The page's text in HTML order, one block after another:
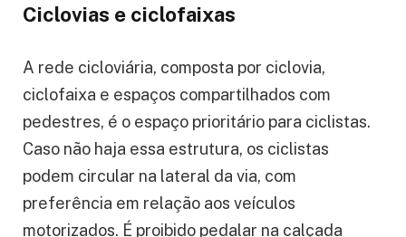
Ciclovias e ciclofaixas
A rede cicloviária, composta por ciclovia,
ciclofaixa e espaços compartilhados com
pedestres, é o espaço prioritário para ciclistas.
Caso não haja essa estrutura, os ciclistas
podem circular na lateral da via, com
preferência em relação aos veículos
motorizados. É proibido pedalar na calçada